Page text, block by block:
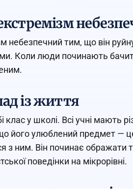
небезпечний тим, що він
Коли люди починають
із життя
клас у школі. Всі учні
його улюблений предмет —
з ним. Він починає ображати
поведінки на мікрорівні.